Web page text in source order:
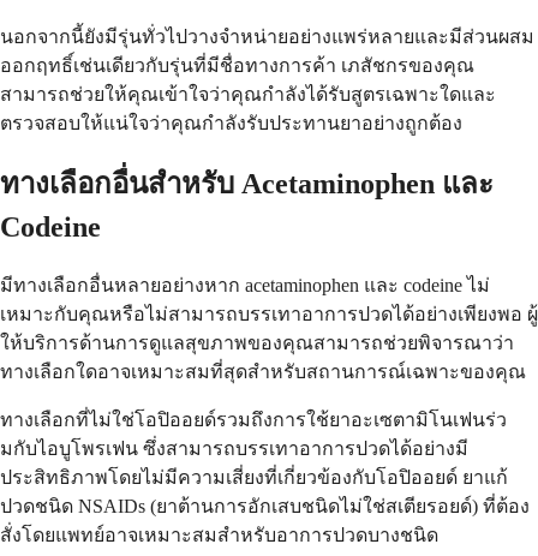
นอกจากนี้ยังมีรุ่นทั่วไปวางจำหน่ายอย่างแพร่หลายและมีส่วนผสม
ออกฤทธิ์เช่นเดียวกับรุ่นที่มีชื่อทางการค้า เภสัชกรของคุณ
สามารถช่วยให้คุณเข้าใจว่าคุณกำลังได้รับสูตรเฉพาะใดและ
ตรวจสอบให้แน่ใจว่าคุณกำลังรับประทานยาอย่างถูกต้อง
ทางเลือกอื่นสำหรับ Acetaminophen และ
Codeine
มีทางเลือกอื่นหลายอย่างหาก acetaminophen และ codeine ไม่
เหมาะกับคุณหรือไม่สามารถบรรเทาอาการปวดได้อย่างเพียงพอ ผู้
ให้บริการด้านการดูแลสุขภาพของคุณสามารถช่วยพิจารณาว่า
ทางเลือกใดอาจเหมาะสมที่สุดสำหรับสถานการณ์เฉพาะของคุณ
ทางเลือกที่ไม่ใช่โอปิออยด์รวมถึงการใช้ยาอะเซตามิโนเฟนร่ว
มกับไอบูโพรเฟน ซึ่งสามารถบรรเทาอาการปวดได้อย่างมี
ประสิทธิภาพโดยไม่มีความเสี่ยงที่เกี่ยวข้องกับโอปิออยด์ ยาแก้
ปวดชนิด NSAIDs (ยาต้านการอักเสบชนิดไม่ใช่สเตียรอยด์) ที่ต้อง
สั่งโดยแพทย์อาจเหมาะสมสำหรับอาการปวดบางชนิด